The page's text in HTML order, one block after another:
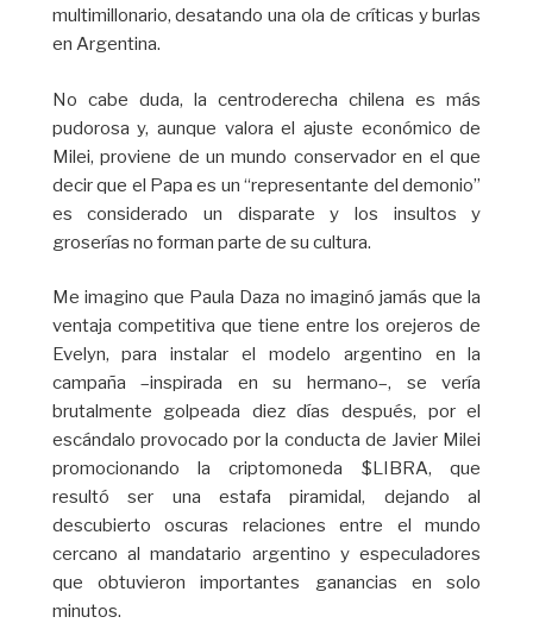
multimillonario, desatando una ola de críticas y burlas
en Argentina.
No cabe duda, la centroderecha chilena es más
pudorosa y, aunque valora el ajuste económico de
Milei, proviene de un mundo conservador en el que
decir que el Papa es un “representante del demonio”
es considerado un disparate y los insultos y
groserías no forman parte de su cultura.
Me imagino que Paula Daza no imaginó jamás que la
ventaja competitiva que tiene entre los orejeros de
Evelyn, para instalar el modelo argentino en la
campaña –inspirada en su hermano–, se vería
brutalmente golpeada diez días después, por el
escándalo provocado por la conducta de Javier Milei
promocionando la criptomoneda $LIBRA, que
resultó ser una estafa piramidal, dejando al
descubierto oscuras relaciones entre el mundo
cercano al mandatario argentino y especuladores
que obtuvieron importantes ganancias en solo
minutos.